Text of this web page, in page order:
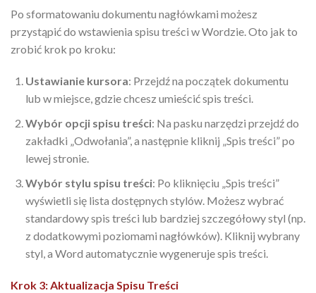
Po sformatowaniu dokumentu nagłówkami możesz
przystąpić do wstawienia spisu treści w Wordzie. Oto jak to
zrobić krok po kroku:
Ustawianie kursora: Przejdź na początek dokumentu
lub w miejsce, gdzie chcesz umieścić spis treści.
Wybór opcji spisu treści: Na pasku narzędzi przejdź do
zakładki „Odwołania”, a następnie kliknij „Spis treści” po
lewej stronie.
Wybór stylu spisu treści: Po kliknięciu „Spis treści”
wyświetli się lista dostępnych stylów. Możesz wybrać
standardowy spis treści lub bardziej szczegółowy styl (np.
z dodatkowymi poziomami nagłówków). Kliknij wybrany
styl, a Word automatycznie wygeneruje spis treści.
Krok 3: Aktualizacja Spisu Treści